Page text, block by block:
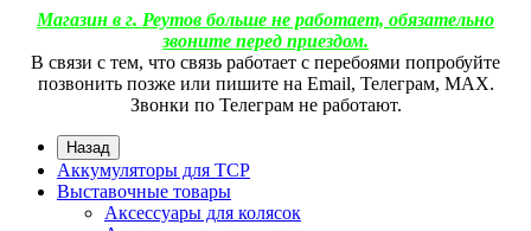
Магазин в г. Реутов больше не работает, обязательно
звоните перед приездом.
В связи с тем, что связь работает с перебоями попробуйте
позвонить позже или пишите на Email, Телеграм, МАХ.
Звонки по Телеграм не работают.
Назад
Аккумуляторы для ТСР
Выставочные товары
Аксессуары для колясок